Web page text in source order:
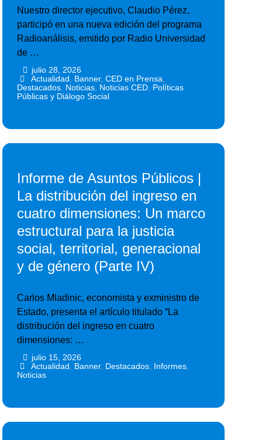
Nuestro director ejecutivo, Claudio Pérez,
participó en una nueva edición del programa
Radioanálisis, emitido por Radio Universidad
de …
julio 28, 2026
Actualidad Banner, CED en Prensa
Destacados Noticias Noticias CED Políticas
Públicas y Diálogo Social
Informe de Asuntos Públicos |
La distribución del ingreso en
cuatro dimensiones: Un marco
estructural para la justicia
social, territorial, generacional
y de género (Parte IV)
Carlos Mladinic, economista y exministro de
Estado, presenta el artículo titulado “La
distribución del ingreso en cuatro
dimensiones: …
julio 15, 2026
Actualidad Banner, Destacados, Informes,
Noticias